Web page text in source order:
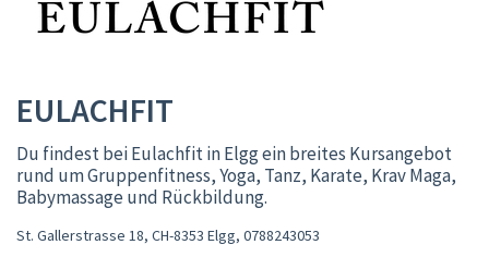
EULACHFIT
Du findest bei Eulachfit in Elgg ein breites Kursangebot
rund um Gruppenfitness, Yoga, Tanz, Karate, Krav Maga,
Babymassage und Rückbildung.
St. Gallerstrasse 18, CH-8353 Elgg, 0788243053